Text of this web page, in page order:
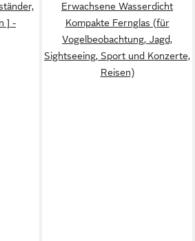
] -
Erwachsene Wasserdicht
Kompakte Fernglas (für
Vogelbeobachtung, Jagd,
Sightseeing, Sport und Konzerte,
Reisen)